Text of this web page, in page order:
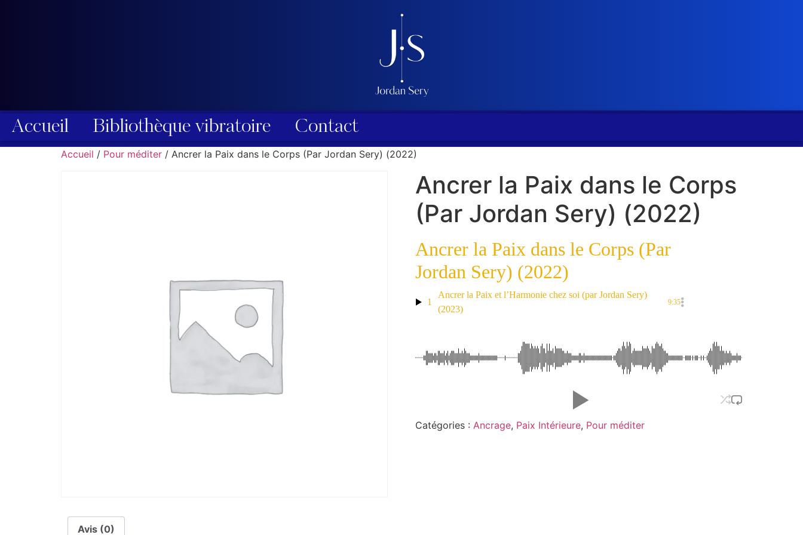
Accueil Bibliothèque vibratoire Contact
Accueil / Pour méditer / Ancrer la Paix dans le Corps (Par Jordan Sery) (2022)
Ancrer la Paix dans le Corps
(Par Jordan Sery) (2022)
Ancrer la Paix dans le Corps (Par
Jordan Sery) (2022)
1
Ancrer la Paix et l’Harmonie chez soi (par Jordan Sery)
(2023)
9:35
Catégories : Ancrage, Paix Intérieure, Pour méditer
Avis (0)